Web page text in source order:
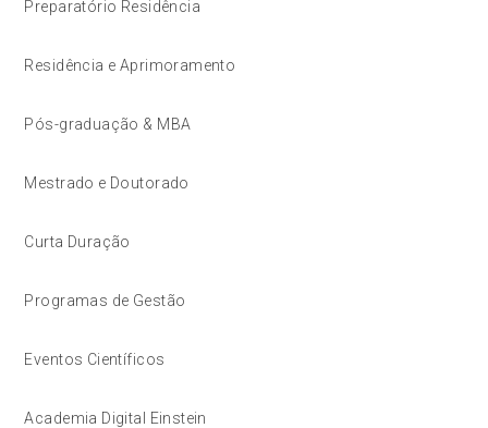
Preparatório Residência
Residência e Aprimoramento
Pós-graduação & MBA
Mestrado e Doutorado
Curta Duração
Programas de Gestão
Eventos Científicos
Academia Digital Einstein